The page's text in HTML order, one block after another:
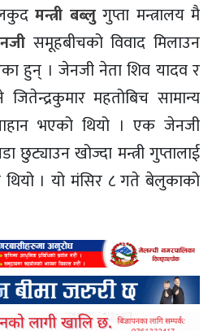
मन्त्री बब्लुगुप्ता मन्त्रालय मै
समूहबीचको विवाद मिलाउन
हुन् । जेनजी नेता शिव यादव र
जितेन्द्रकुमार महतोबिच सामान्य
भएको थियो । एक जेनजी
छुट्याउन खोज्दा मन्त्री गुप्तालाई
। यो मंसिर ८ गते बेलुकाको